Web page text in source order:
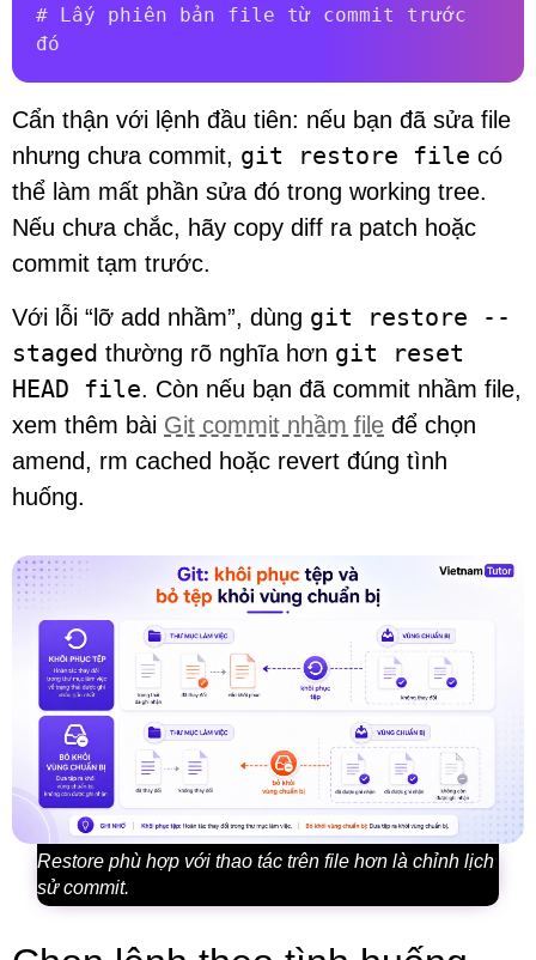
# Lấy phiên bản file từ commit trước
đó
Cẩn thận với lệnh đầu tiên: nếu bạn đã sửa file
nhưng chưa commit, git restore file có
thể làm mất phần sửa đó trong working tree.
Nếu chưa chắc, hãy copy diff ra patch hoặc
commit tạm trước.
Với lỗi “lỡ add nhầm”, dùng git restore --
staged thường rõ nghĩa hơn git reset
HEAD file. Còn nếu bạn đã commit nhầm file,
xem thêm bài Git commit nhầm file để chọn
amend, rm cached hoặc revert đúng tình
huống.
Restore phù hợp với thao tác trên file hơn là chỉnh lịch
sử commit.